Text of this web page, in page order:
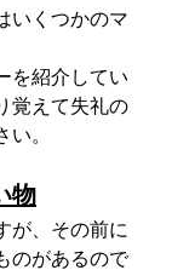
いくつかのマ
を紹介してい
覚えて失礼の
。
物
が、その前に
のがあるので